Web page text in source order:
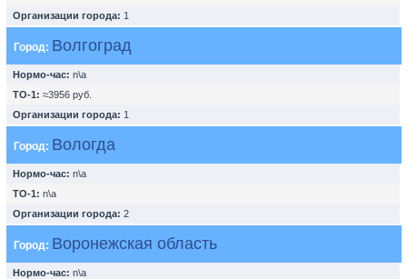
Организации города: 1
Город: Волгоград
Нормо-час: n\a
ТО-1: ≈3956 руб.
Организации города: 1
Город: Вологда
Нормо-час: n\a
ТО-1: n\a
Организации города: 2
Город: Воронежская область
Нормо-час: n\a